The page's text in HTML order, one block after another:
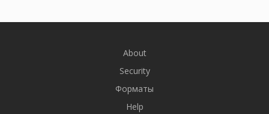
About
Security
Форматы
Help